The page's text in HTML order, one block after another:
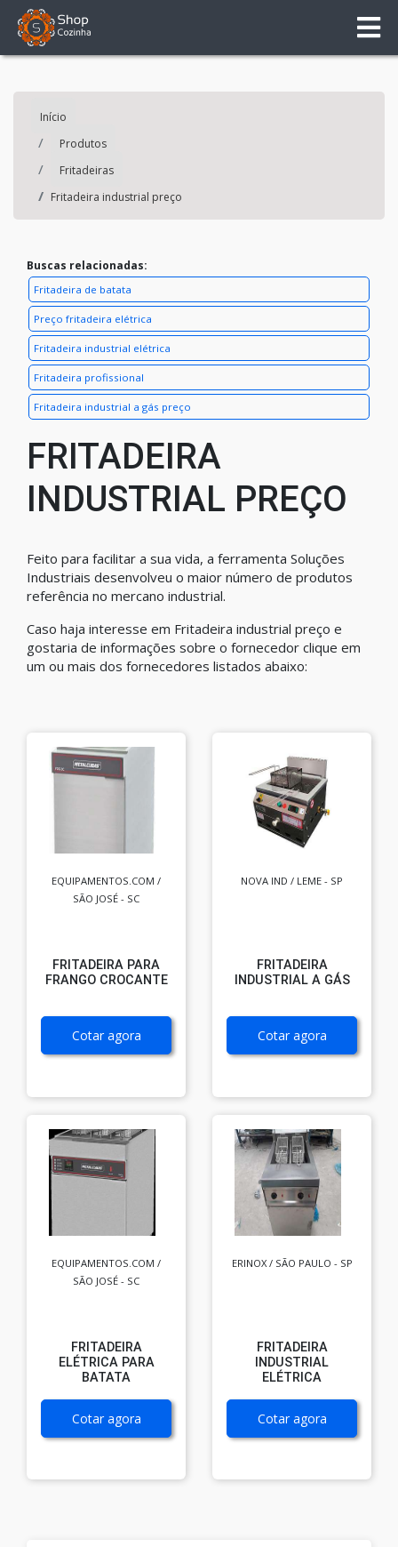
Início
Produtos
Fritadeiras
Fritadeira industrial preço
Buscas relacionadas:
Fritadeira de batata
Preço fritadeira elétrica
Fritadeira industrial elétrica
Fritadeira profissional
Fritadeira industrial a gás preço
FRITADEIRA
INDUSTRIAL PREÇO
Feito para facilitar a sua vida, a ferramenta Soluções
Industriais desenvolveu o maior número de produtos
referência no mercano industrial.
Caso haja interesse em Fritadeira industrial preço e
gostaria de informações sobre o fornecedor clique em
um ou mais dos fornecedores listados abaixo:
EQUIPAMENTOS.COM /
SÃO JOSÉ - SC
FRITADEIRA PARA
FRANGO CROCANTE
Cotar agora
NOVA IND / LEME - SP
FRITADEIRA
INDUSTRIAL A GÁS
Cotar agora
EQUIPAMENTOS.COM /
SÃO JOSÉ - SC
FRITADEIRA
ELÉTRICA PARA
BATATA
Cotar agora
ERINOX / SÃO PAULO - SP
FRITADEIRA
INDUSTRIAL
ELÉTRICA
Cotar agora